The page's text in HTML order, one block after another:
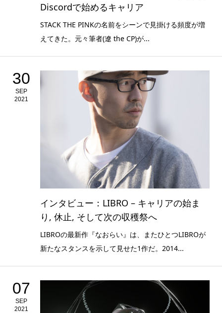
Discordで始めるキャリア
STACK THE PINKの名前をシーンで見掛ける頻度が増
えてきた。元々筆者(遼 the CP)が...
30
SEP
2021
インタビュー：LIBRO – キャリアの始ま
り, 休止, そして次の収穫祭へ
LIBROの最新作『なおらい』は、またひとつLIBROが
新たなスタンスを示して見せた1作だ。2014...
07
SEP
2021